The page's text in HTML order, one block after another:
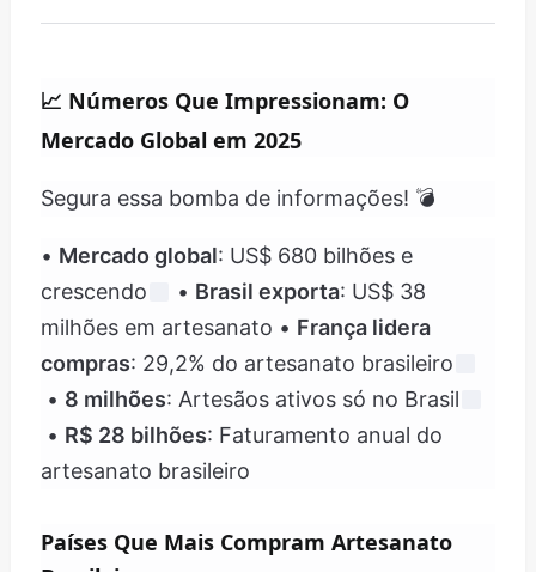
📈 Números Que Impressionam: O
Mercado Global em 2025
Segura essa bomba de informações! 💣
• Mercado global: US$ 680 bilhões e
crescendo
• Brasil exporta: US$ 38
milhões em artesanato • França lidera
compras: 29,2% do artesanato brasileiro
• 8 milhões: Artesãos ativos só no Brasil
• R$ 28 bilhões: Faturamento anual do
artesanato brasileiro
Países Que Mais Compram Artesanato